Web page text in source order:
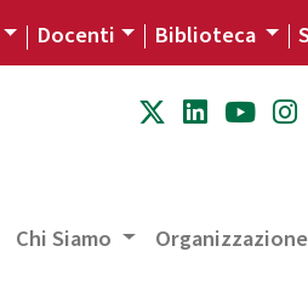
Docenti Biblioteca
Chi Siamo Organizzazione